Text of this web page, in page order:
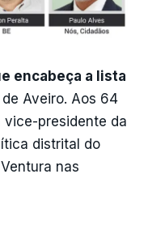
encabeça a lista
Aveiro. Aos 64
vice-presidente da
distrital do
nas